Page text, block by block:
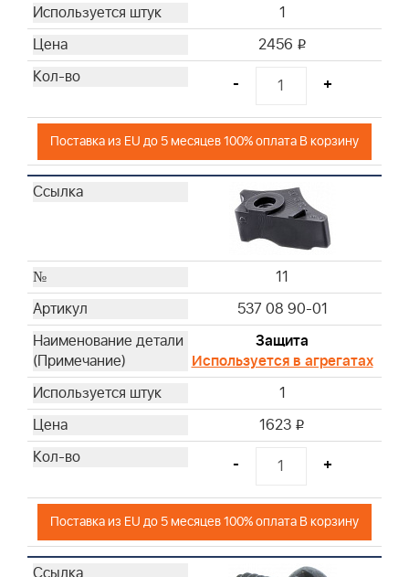
1
2456 i
- +
Поставка из EU до 5 месяцев 100% оплата В корзину
11
537 08 90-01
Защита
Используется в агрегатах
1
1623 i
- +
Поставка из EU до 5 месяцев 100% оплата В корзину